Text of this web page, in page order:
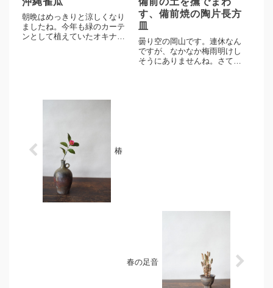
朝晩はめっきりと涼しくなり
ましたね。今年も緑のカーテ
ンとして植えていたオキナワ
す、備前焼の陶片長方
皿
曇り空の岡山です。連休なん
ですが、なかなか梅雨明けし
そうにありませんね。さて、
椿
春の足音